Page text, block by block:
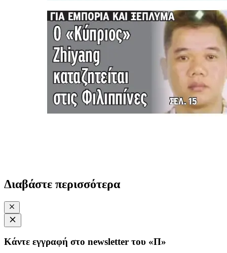
Διαβάστε περισσότερα
Κάντε εγγραφή στο newsletter του «Π»